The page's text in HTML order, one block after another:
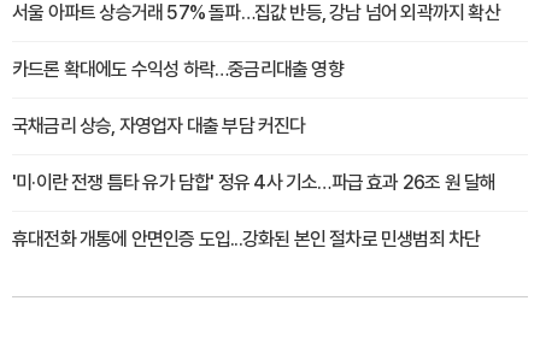
서울 아파트 상승거래 57% 돌파…집값 반등, 강남 넘어 외곽까지 확산
카드론 확대에도 수익성 하락…중금리대출 영향
국채금리 상승, 자영업자 대출 부담 커진다
'미·이란 전쟁 틈타 유가 담합' 정유 4사 기소…파급 효과 26조 원 달해
휴대전화 개통에 안면인증 도입...강화된 본인 절차로 민생범죄 차단